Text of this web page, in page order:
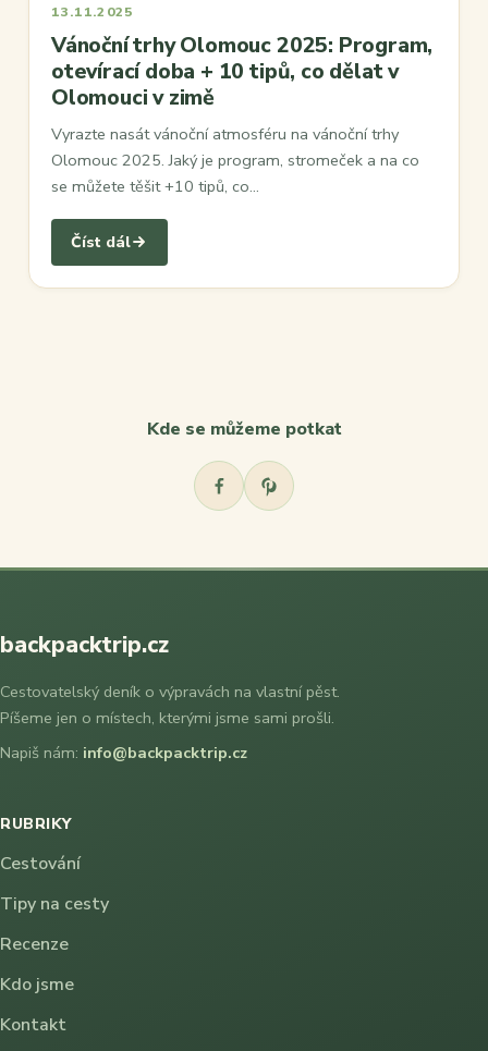
13.11.2025
Vánoční trhy Olomouc 2025: Program,
otevírací doba + 10 tipů, co dělat v
Olomouci v zimě
Vyrazte nasát vánoční atmosféru na vánoční trhy
Olomouc 2025. Jaký je program, stromeček a na co
se můžete těšit +10 tipů, co…
Číst dál
Kde se můžeme potkat
backpacktrip.cz
Cestovatelský deník o výpravách na vlastní pěst.
Píšeme jen o místech, kterými jsme sami prošli.
Napiš nám: info@backpacktrip.cz
RUBRIKY
Cestování
Tipy na cesty
Recenze
Kdo jsme
Kontakt